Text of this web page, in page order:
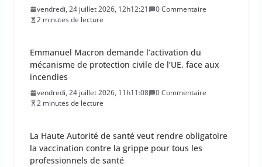
vendredi, 24 juillet 2026, 12h12:21
0 Commentaire
2 minutes de lecture
Emmanuel Macron demande l’activation du
mécanisme de protection civile de l’UE, face aux
incendies
vendredi, 24 juillet 2026, 11h11:08
0 Commentaire
2 minutes de lecture
La Haute Autorité de santé veut rendre obligatoire
la vaccination contre la grippe pour tous les
professionnels de santé